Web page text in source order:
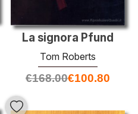
La signora Pfund
Tom Roberts
€168.00€100.80